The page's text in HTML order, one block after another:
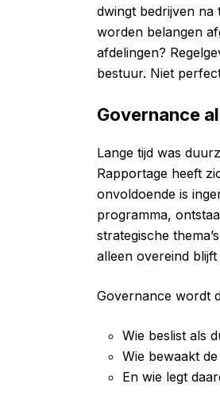
dwingt bedrijven
worden belangen
afdelingen?
bestuur. Niet
Governance
Lange tijd was
Rapportage heeft
onvoldoende is
programma,
strategische
alleen overeind
Governance wordt
Wie beslist als
Wie bewaakt
En wie legt